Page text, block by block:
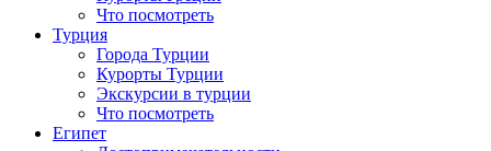
Что посмотреть
Турция
Города Турции
Курорты Турции
Экскурсии в турции
Что посмотреть
Египет